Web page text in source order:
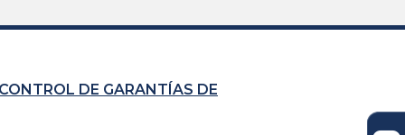
DE GARANTÍAS DE